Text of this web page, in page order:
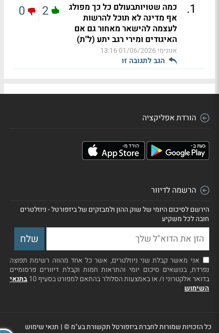
1
.
כמה שטויותבעולם כל כך מפולג
אף מדינה לא תוכל להרשות
לעצמה להישאר מאחור גם אם
האיגודים ומירי רגב יתע (ל"ת)
אנונימי01/06/2026 13:16
הגב לתגובה זו
2
0
הורדת אפליקציה
הרשמה לדיוור
הירשם לסיכום היומי של שוק ההון ולמבזקים של ביזפורטל - ניוזלטרים
חובה לכל משקיע
אני מאשר קבלת שני ניוזלטרים, אשר כל אחד מהווה רשימת תפוצה
נפרדת, בנושאים סיכום יומי והתראות חמות וקבלת דיוורים פרסומיים
בדואר אלקטרוני ו/ או באמצעות הסלולר בהתאם למפורט בסעיף 10
בתנאי
השימוש
כל הזכויות שמורות לחברת ביזפורטל תקשורת בע"מ ©| תנאי שימוש